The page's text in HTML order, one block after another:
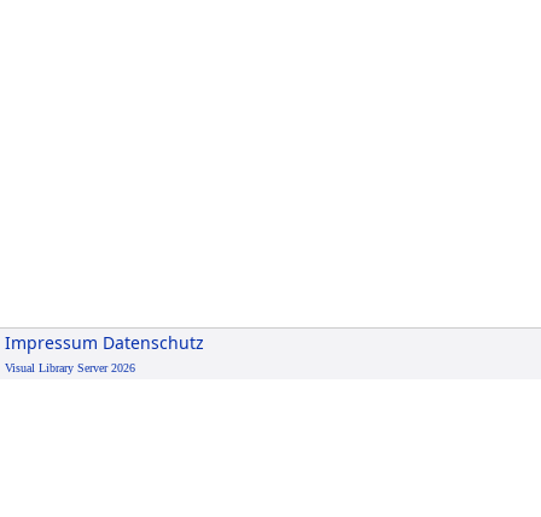
Impressum Datenschutz
Visual Library Server 2026